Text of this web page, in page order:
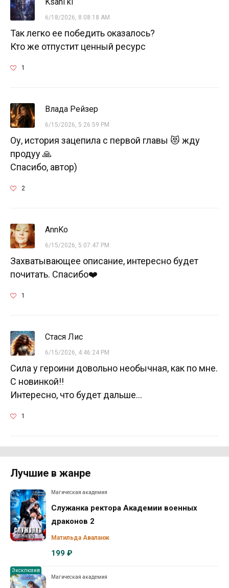
6/18/2026, 8:08:18 AM
Так легко ее победить оказалось?
Кто же отпустит ценный ресурс
1
Влада Рейзер
6/15/2026, 5:26:59 PM
Оу, история зацепила с первой главы 😻 жду
продуу 🙏
Спасибо, автор)
2
AnnKo
6/15/2026, 5:07:47 PM
Захватывающее описание, интересно будет
почитать. Спасибо❤️
1
Стася Лис
6/15/2026, 4:46:24 PM
Сила у героини довольно необычная, как по мне.
С новинкой!!
Интересно, что будет дальше...
1
Лучшие в жанре
Магическая академия
Служанка ректора Академии военных
драконов 2
Матильда Аваланж
199 ₽
Эксклюзив
Магическая академия